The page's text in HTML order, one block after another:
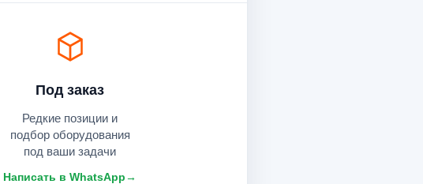
Под заказ
Редкие позиции и
подбор оборудования
под ваши задачи
Написать в WhatsApp→